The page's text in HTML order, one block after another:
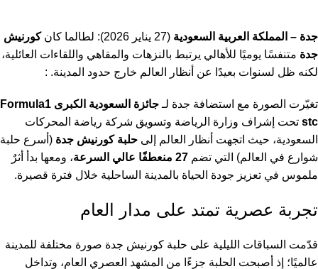
جدة – المملكة العربية السعودية (27 يناير 2026): لطالما كان
كورنيش
جدة متنفسًا يوميًا للأهالي يرتبط بالنزهات والمقاهي واللقاءات العائلية،
لكنه ظل لسنوات بعيدًا عن أنظار العالم خارج حدود المدينة. :
تغيّرت الصورة مع استضافة جدة لـ
جائزة السعودية الكبرى Formula1
stc تحت إشراف وزارة الرياضة وتسويق شركة رياضة المحركات
السعودية، حيث اتجهت أنظار العالم إلى حلبة كورنيش جدة (أسرع حلبة
شوارع في العالم) التي تضم 27 منعطفًا عالي السرعة
، ومعها بدأ أثرٌ
ملموس في تعزيز جودة الحياة بالمدينة الساحلية خلال فترة قصيرة.
تجربة عصرية تمتد على مدار العام
قدّمت السباقات الليلية على حلبة كورنيش جدة صورة مختلفة للمدينة
عالميًا؛ إذ أصبحت الحلبة جزءًا من المشهد العصري العام، وتداخل